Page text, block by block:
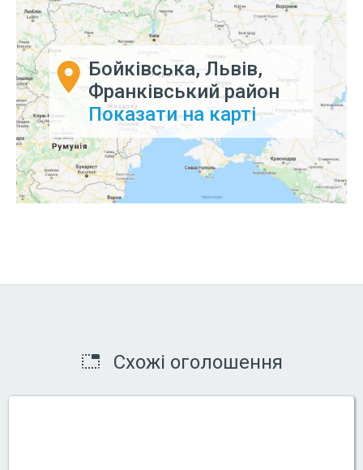
Бойківська, Львів,
Франківський район
Показати на карті
Схожі оголошення